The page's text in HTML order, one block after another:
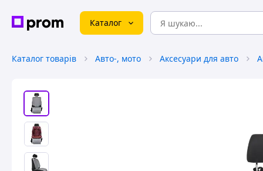
Каталог
Каталог товарів Авто-, мото Аксесуари для авто